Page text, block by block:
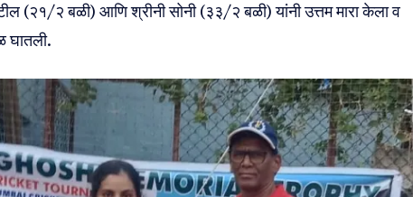
(२१/२ बळी) आणि श्रीनी सोनी (३३/२ बळी) यांनी उत्तम मारा केला व
घातली.